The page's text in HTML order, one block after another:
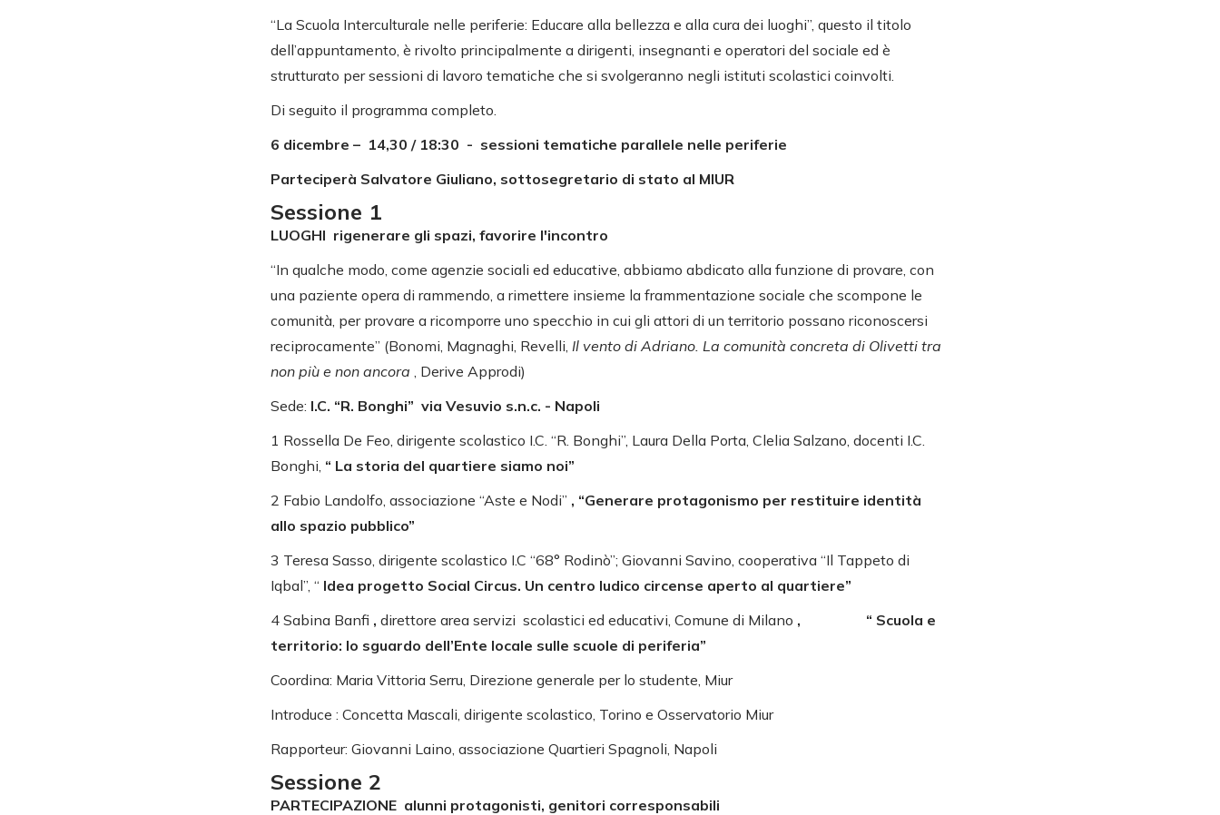
“La Scuola Interculturale nelle periferie: Educare alla bellezza e alla cura dei luoghi”, questo il titolo
dell’appuntamento, è rivolto principalmente a dirigenti, insegnanti e operatori del sociale ed è
strutturato per sessioni di lavoro tematiche che si svolgeranno negli istituti scolastici coinvolti.
Di seguito il programma completo.
6 dicembre – 14,30 / 18:30 - sessioni tematiche parallele nelle periferie
Parteciperà Salvatore Giuliano, sottosegretario di stato al MIUR
Sessione 1
LUOGHI rigenerare gli spazi, favorire l'incontro
“In qualche modo, come agenzie sociali ed educative, abbiamo abdicato alla funzione di provare, con
una paziente opera di rammendo, a rimettere insieme la frammentazione sociale che scompone le
comunità, per provare a ricomporre uno specchio in cui gli attori di un territorio possano riconoscersi
reciprocamente” (Bonomi, Magnaghi, Revelli, Il vento di Adriano. La comunità concreta di Olivetti tra
non più e non ancora , Derive Approdi)
Sede: I.C. “R. Bonghi” via Vesuvio s.n.c. - Napoli
1 Rossella De Feo, dirigente scolastico I.C. “R. Bonghi”, Laura Della Porta, Clelia Salzano, docenti I.C.
Bonghi, “ La storia del quartiere siamo noi”
2 Fabio Landolfo, associazione “Aste e Nodi” , “Generare protagonismo per restituire identità
allo spazio pubblico”
3 Teresa Sasso, dirigente scolastico I.C “68° Rodinò”; Giovanni Savino, cooperativa “Il Tappeto di
Iqbal”, “ Idea progetto Social Circus. Un centro ludico circense aperto al quartiere”
4 Sabina Banfi , direttore area servizi scolastici ed educativi, Comune di Milano , “ Scuola e
territorio: lo sguardo dell’Ente locale sulle scuole di periferia”
Coordina: Maria Vittoria Serru, Direzione generale per lo studente, Miur
Introduce : Concetta Mascali, dirigente scolastico, Torino e Osservatorio Miur
Rapporteur: Giovanni Laino, associazione Quartieri Spagnoli, Napoli
Sessione 2
PARTECIPAZIONE alunni protagonisti, genitori corresponsabili